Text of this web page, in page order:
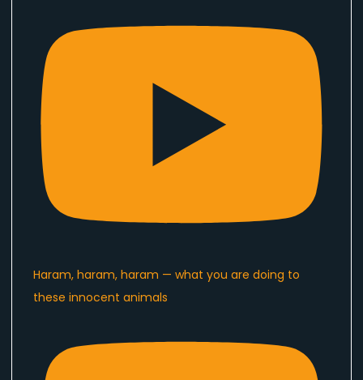
Haram, haram, haram — what you are doing to
these innocent animals